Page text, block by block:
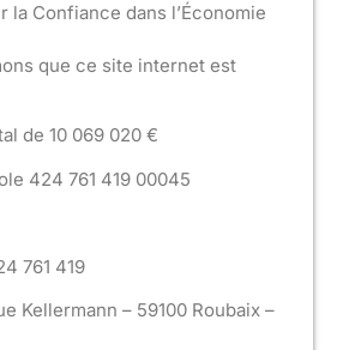
la Confiance dans l’Économie
que ce site internet est
de 10 069 020 €
424 761 419 00045
761 419
Kellermann – 59100 Roubaix –